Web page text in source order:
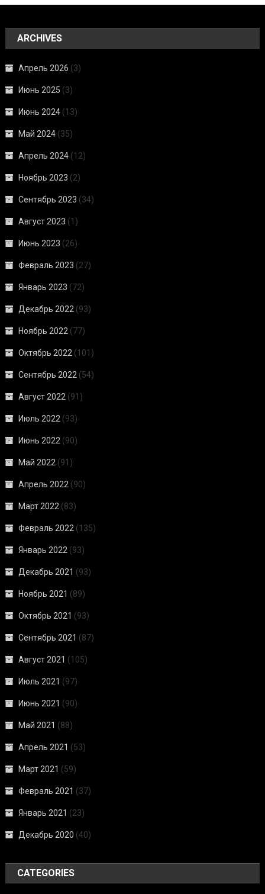
ARCHIVES
Апрель 2026 (3)
Июнь 2025 (3)
Июнь 2024 (13)
Май 2024 (35)
Апрель 2024 (12)
Ноябрь 2023 (2)
Сентябрь 2023 (34)
Август 2023 (1)
Июнь 2023 (26)
Февраль 2023 (27)
Январь 2023 (72)
Декабрь 2022 (93)
Ноябрь 2022 (77)
Октябрь 2022 (101)
Сентябрь 2022 (54)
Август 2022 (91)
Июль 2022 (93)
Июнь 2022 (90)
Май 2022 (91)
Апрель 2022 (90)
Март 2022 (83)
Февраль 2022 (135)
Январь 2022 (93)
Декабрь 2021 (93)
Ноябрь 2021 (89)
Октябрь 2021 (93)
Сентябрь 2021 (87)
Август 2021 (105)
Июль 2021 (97)
Июнь 2021 (90)
Май 2021 (88)
Апрель 2021 (53)
Март 2021 (59)
Февраль 2021 (37)
Январь 2021 (23)
Декабрь 2020 (40)
CATEGORIES